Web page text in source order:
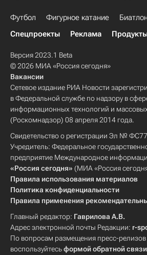
Футбол Фигурное катание
Спецпроекты
Реклама
Версия 2023.1 Beta
© 2026 МИА «Россия сегодня»
Вакансии
Сетевое издание РИА Новости
в Федеральной службе по надзору в
информационных технологий и
(Роскомнадзор) 08 апреля 2014 года.
Свидетельство о регистрации Эл №
Учредитель: Федеральное
предприятие Международное
«Россия сегодня» (МИА «Россия
Правила использования материалов
Политика конфиденциальности
Правила применения
Главный редактор: Гаврилова А.В.
Адрес электронной почты Редакции: r-
По вопросам размещения пресс-
воспользуйтесьформой обратной связи